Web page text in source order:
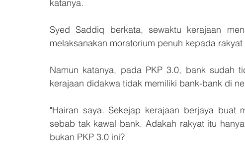
katanya.
Syed Saddiq berkata, sewaktu kerajaan
melaksanakan moratorium penuh kepada
Namun katanya, pada PKP 3.0, bank sudah
kerajaan didakwa tidak memiliki bank-bank di
"Hairan saya. Sekejap kerajaan berjaya buat
sebab tak kawal bank. Adakah rakyat itu
bukan PKP 3.0 ini?